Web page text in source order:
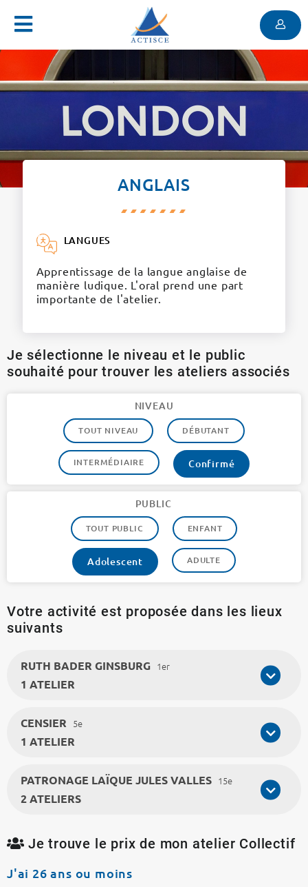
Menu
ANGLAIS
LANGUES
Apprentissage de la langue anglaise de
manière ludique. L'oral prend une part
importante de l'atelier.
Je sélectionne le niveau et le public
souhaité pour trouver les ateliers associés
NIVEAU
TOUT NIVEAU DÉBUTANT
INTERMÉDIAIRE Confirmé
PUBLIC
TOUT PUBLIC ENFANT
Adolescent ADULTE
Votre activité est proposée dans les lieux
suivants
RUTH BADER GINSBURG 1er
1 ATELIER
CENSIER 5e
1 ATELIER
PATRONAGE LAÏQUE JULES VALLES 15e
2 ATELIERS
Je trouve le prix de mon atelier Collectif
J'ai 26 ans ou moins